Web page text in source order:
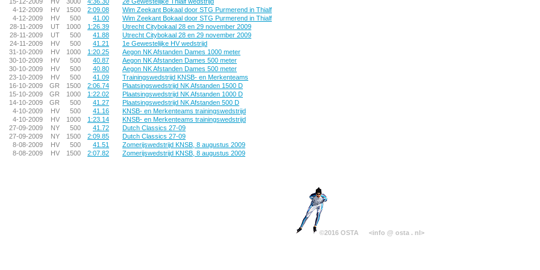
4-12-2009
HV 1500 2:09.08
Wim Zeekant Bokaal door STG Purmerend in Thialf
4-12-2009
HV 500 41.00
Wim Zeekant Bokaal door STG Purmerend in Thialf
28-11-2009
UT 1000 1:26.39
Utrecht Citybokaal 28 en 29 november 2009
28-11-2009
UT 500 41.88
Utrecht Citybokaal 28 en 29 november 2009
24-11-2009
HV 500 41.21
1e Gewestelijke HV wedstrijd
31-10-2009
HV 1000 1:20.25
Aegon NK Afstanden Dames 1000 meter
30-10-2009
HV 500 40.87
Aegon NK Afstanden Dames 500 meter
30-10-2009
HV 500 40.80
Aegon NK Afstanden Dames 500 meter
23-10-2009
HV 500 41.09
Trainingswedstrijd KNSB- en Merkenteams
16-10-2009
GR 1500 2:06.74
Plaatsingswedstrijd NK Afstanden 1500 D
15-10-2009
GR 1000 1:22.02
Plaatsingswedstrijd NK Afstanden 1000 D
14-10-2009
GR 500 41.27
Plaatsingswedstrijd NK Afstanden 500 D
4-10-2009
HV 500 41.16
KNSB- en Merkenteams trainingswedstrijd
4-10-2009
HV 1000 1:23.14
KNSB- en Merkenteams trainingswedstrijd
27-09-2009
NY 500 41.72
Dutch Classics 27-09
27-09-2009
NY 1500 2:09.85
Dutch Classics 27-09
8-08-2009
HV 500 41.51
Zomerijswedstrijd KNSB, 8 augustus 2009
8-08-2009
HV 1500 2:07.82 Zomerijswedstrijd KNSB, 8 augustus 2009
©2016 OSTA <info @ osta . nl>